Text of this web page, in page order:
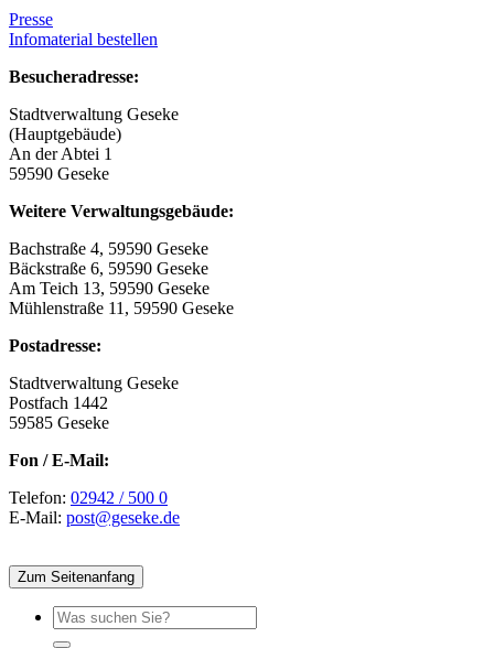
Presse
Infomaterial bestellen
Besucheradresse:
Stadtverwaltung Geseke
(Hauptgebäude)
An der Abtei 1
59590 Geseke
Weitere Verwaltungsgebäude:
Bachstraße 4, 59590 Geseke
Bäckstraße 6, 59590 Geseke
Am Teich 13, 59590 Geseke
Mühlenstraße 11, 59590 Geseke
Postadresse:
Stadtverwaltung Geseke
Postfach 1442
59585 Geseke
Fon / E-Mail:
Telefon: 02942 / 500 0
E-Mail: post@geseke.de
Zum Seitenanfang